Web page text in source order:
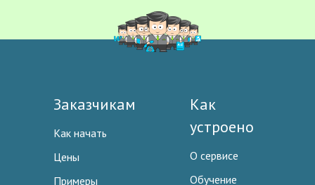
Заказчикам
Как начать
Цены
Примеры
Как
устроено
О сервисе
Обучение